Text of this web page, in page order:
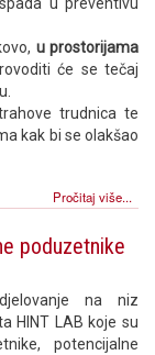
u prostorijama
će se tečaj
trudnica te
kak bi se olakšao
Pročitaj više...
poduzetnike
na niz
HINT LAB koje su
potencijalne